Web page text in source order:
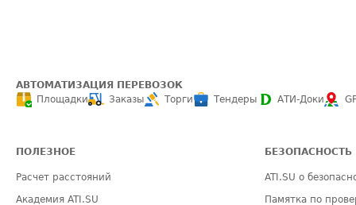
АВТОМАТИЗАЦИЯ ПЕРЕВОЗОК
Площадки
Заказы Торги Тендеры АТИ-Доки
ПОЛЕЗНОЕ
Расчет расстояний
Академия ATI.SU
БЕЗОПАСНОСТЬ
ATI.SU о
Памятка по